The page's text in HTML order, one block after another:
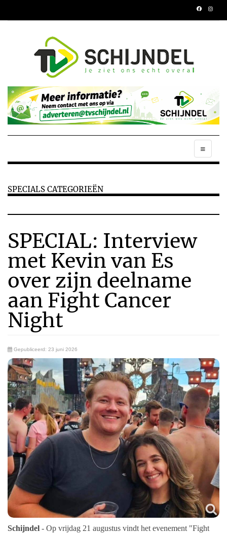
SPECIALS CATEGORIEËN
SPECIAL: Interview
met Kevin van Es
over zijn deelname
aan Fight Cancer
Night
Gepubliceerd: 23 juni 2026
Schijndel - Op vrijdag 21 augustus vindt het evenement "Fight